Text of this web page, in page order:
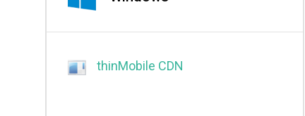
thinMobile CDN